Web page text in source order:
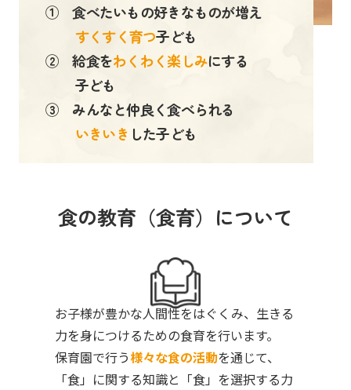
① 食べたいもの好きなものが増え
すくすく育つ子ども
② 給食をわくわく楽しみにする
子ども
③ みんなと仲良く食べられる
いきいき した子ども
食の教育（食育）について
お子様が豊かな人間性をはぐくみ、生きる
力を身につけるための食育を行います。
保育園で行う様々な食の活動を通じて、
「食」に関する知識と「食」を選択する力